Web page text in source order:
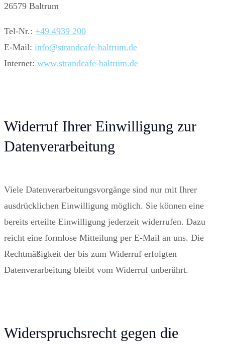
26579 Baltrum
Tel-Nr.: +49 4939 200
E-Mail: info@strandcafe-baltrum.de
Internet: www.strandcafe-baltrum.de
Widerruf Ihrer Einwilligung zur
Datenverarbeitung
Viele Datenverarbeitungsvorgänge sind nur mit Ihrer
ausdrücklichen Einwilligung möglich. Sie können eine
bereits erteilte Einwilligung jederzeit widerrufen. Dazu
reicht eine formlose Mitteilung per E-Mail an uns. Die
Rechtmäßigkeit der bis zum Widerruf erfolgten
Datenverarbeitung bleibt vom Widerruf unberührt.
Widerspruchsrecht gegen die